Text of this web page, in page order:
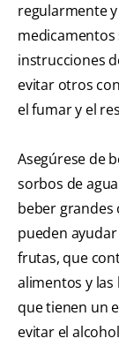
regularmente
medicamentos
instrucciones
evitar otros
el fumar y el
Asegúrese de
sorbos de
beber grandes
pueden
frutas, que
alimentos y las
que tienen un
evitar el